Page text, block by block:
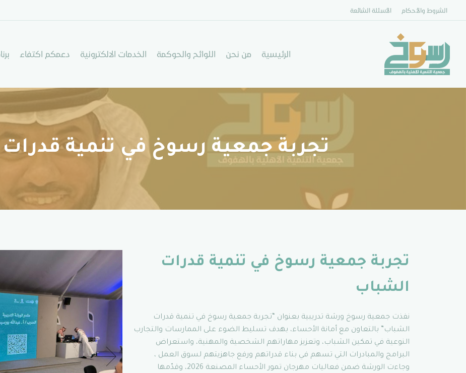
الشروط والأحكام الأسئلة الشائعة
الرئيسية من نحن اللوائح والحوكمة الخدمات الالكترونية دعمكم اكتفاء
تجربة جمعية رسوخ في تنمية
تجربة جمعية رسوخ في تنمية قدرات
الشباب
نفذت جمعية رسوخ ورشة تدريبية بعنوان “تجربة جمعية رسوخ في تنمية قدرات
الشباب” بالتعاون مع أمانة الأحساء، بهدف تسليط الضوء على الممارسات والتجارب
النوعية في تمكين الشباب، وتعزيز مهاراتهم الشخصية والمهنية، واستعراض
البرامج والمبادرات التي تسهم في بناء قدراتهم ورفع جاهزيتهم لسوق العمل ،
وجاءت الورشة ضمن فعاليات مهرجان تمور الأحساء المصنعة 2026، وقدّمها